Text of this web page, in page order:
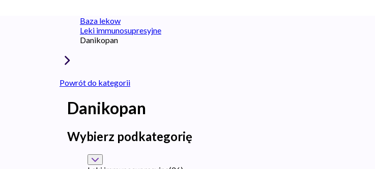
Baza lekow
Leki immunosupresyjne
Danikopan
Powrót do kategorii
Danikopan
Wybierz podkategorię